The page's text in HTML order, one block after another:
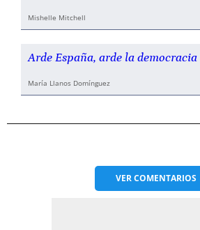
Mishelle Mitchell
Arde España, arde la democracia
María Llanos Domínguez
VERCOMENTARIOS